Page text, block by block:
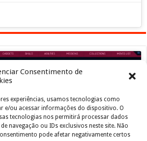
Consentimento de
experiências, usamos tecnologias como
e/ou acessar informações do dispositivo. O
tecnologias nos permitirá processar dados
navegação ou IDs exclusivos neste site. Não
pode afetar negativamente certos
aceitar os cookies marketing e
ativar este conteúdo